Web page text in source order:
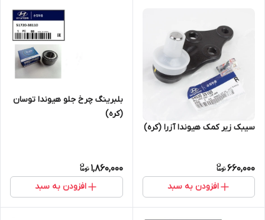
سیبک زیر کمک هیوندا آزرا (کره)
660,000
افزودن به سبد
بلبرینگ چرخ جلو هیوندا توسان
(کره)
1,860,000
افزودن به سبد